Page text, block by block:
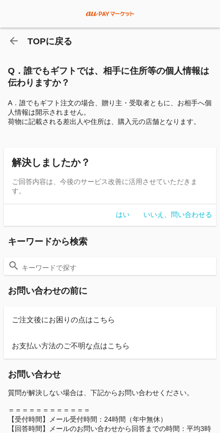
TOPに戻る
Q．誰でもギフトでは、相手に住所等の個人情報は
伝わりますか？
A．誰でもギフト注文の場合、贈り主・受取者ともに、お相手へ個
人情報は開示されません。
荷物に記載される差出人や住所は、購入元の店舗となります。
解決しましたか？
ご回答内容は、今後のサービス改善に活用させていただきま
す。
はい いいえ、問い合わせる
キーワードから検索
お問い合わせの前に
ご注文後にお困りの点はこちら
お支払い方法のご不明な点はこちら
お問い合わせ
質問が解決しない場合は、下記からお問い合わせください。
＝＝＝＝＝＝＝＝＝＝＝＝
【受付時間】メール受付時間：24時間（年中無休）
【回答時間】メールのお問い合わせから回答までの時間：平均3時